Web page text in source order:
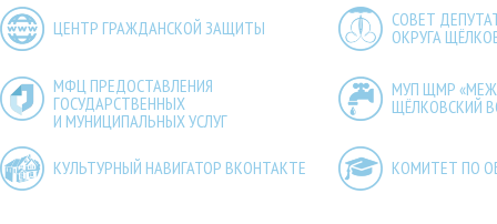
ЦЕНТР ГРАЖДАНСКОЙ ЗАЩИТЫ
СОВЕТ
ОКРУГА
МФЦ ПРЕДОСТАВЛЕНИЯ
ГОСУДАРСТВЕННЫХ
И МУНИЦИПАЛЬНЫХ УСЛУГ
МУП ЩМР
ЩЁЛКОВСКИЙ
КУЛЬТУРНЫЙ НАВИГАТОР ВКОНТАКТЕ КОМИТЕТ ПО